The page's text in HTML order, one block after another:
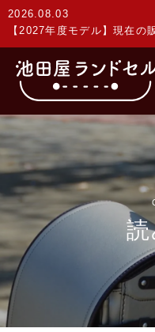
2026.08.03
【2027年度モデル】現在の